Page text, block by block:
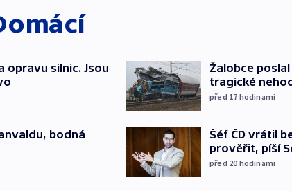
opravu silnic. Jsou
bodná
Žalobce
tragické
před 17 hodinami
Šéf ČD vrátil
prověřit, píší
před 20 hodinami